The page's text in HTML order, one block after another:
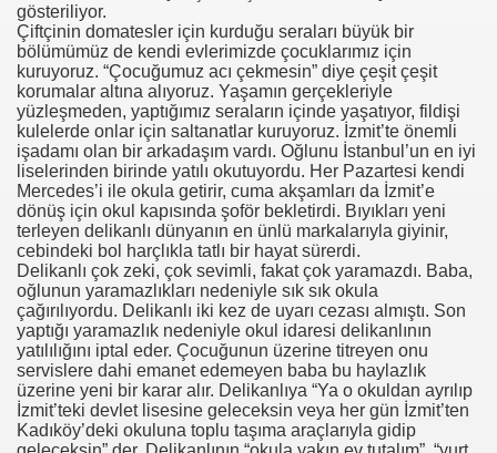
gösteriliyor.
Çiftçinin domatesler için kurduğu seraları büyük bir
bölümümüz de kendi evlerimizde çocuklarımız için
kuruyoruz. “Çocuğumuz acı çekmesin” diye çeşit çeşit
korumalar altına alıyoruz. Yaşamın gerçekleriyle
yüzleşmeden, yaptığımız seraların içinde yaşatıyor, fildişi
kulelerde onlar için saltanatlar kuruyoruz. İzmit’te önemli
işadamı olan bir arkadaşım vardı. Oğlunu İstanbul’un en iyi
liselerinden birinde yatılı okutuyordu. Her Pazartesi kendi
Mercedes’i ile okula getirir, cuma akşamları da İzmit’e
dönüş için okul kapısında şoför bekletirdi. Bıyıkları yeni
terleyen delikanlı dünyanın en ünlü markalarıyla giyinir,
cebindeki bol harçlıkla tatlı bir hayat sürerdi.
Delikanlı çok zeki, çok sevimli, fakat çok yaramazdı. Baba,
oğlunun yaramazlıkları nedeniyle sık sık okula
çağırılıyordu. Delikanlı iki kez de uyarı cezası almıştı. Son
yaptığı yaramazlık nedeniyle okul idaresi delikanlının
yatılılığını iptal eder. Çocuğunun üzerine titreyen onu
servislere dahi emanet edemeyen baba bu haylazlık
üzerine yeni bir karar alır. Delikanlıya “Ya o okuldan ayrılıp
İzmit’teki devlet lisesine geleceksin veya her gün İzmit’ten
Kadıköy’deki okuluna toplu taşıma araçlarıyla gidip
TARİHİ MÜZESİ